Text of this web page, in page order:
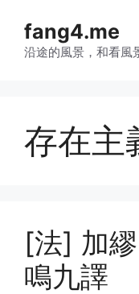
fang4.me
沿途的風景，和看風
存在主
[法] 加
鳴九譯